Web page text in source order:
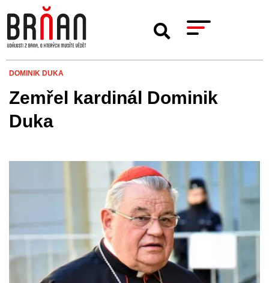
DOMINIK DUKA
Zemřel kardinál Dominik
Duka